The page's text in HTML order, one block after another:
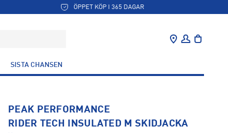
ÖPPET KÖP I 365 DAGAR
SISTA CHANSEN
PEAK PERFORMANCE
RIDER TECH INSULATED M SKIDJACKA